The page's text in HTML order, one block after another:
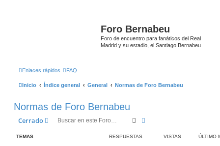
Foro Bernabeu
Foro de encuentro para fanáticos del Real
Madrid y su estadio, el Santiago Bernabeu
Enlaces rápidos FAQ
Inicio Índice general General Normas de Foro Bernabeu
Normas de Foro Bernabeu
Cerrado Buscar
TEMAS RESPUESTAS VISTAS ÚLTIMO